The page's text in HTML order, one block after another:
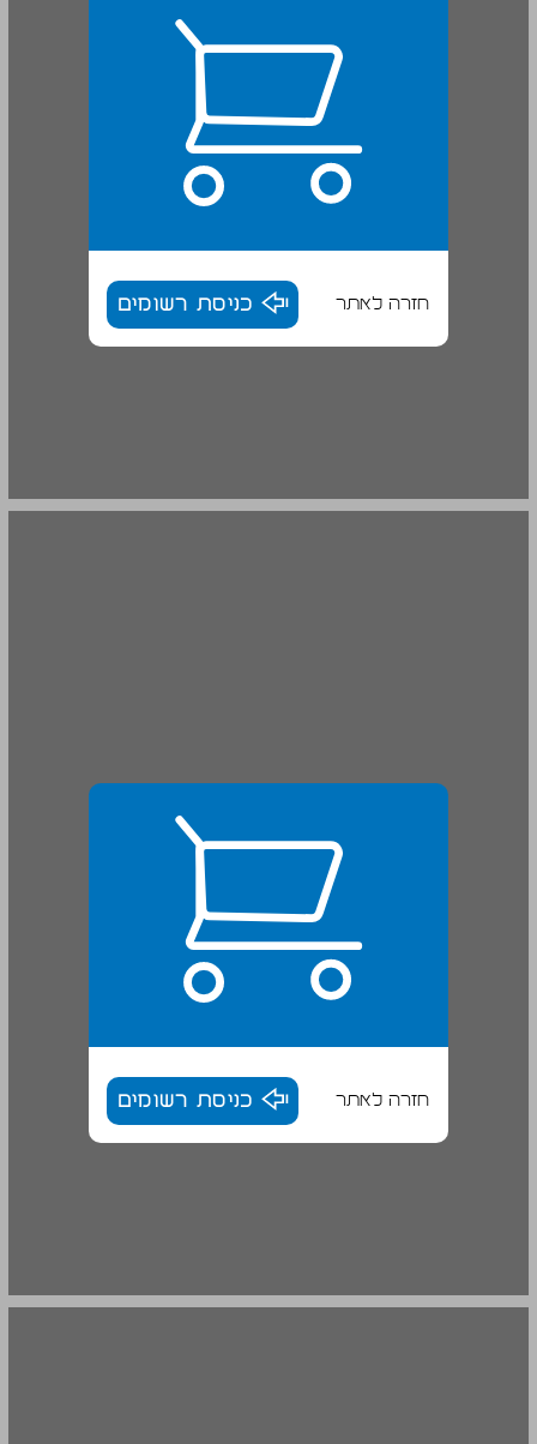
חזרה לאתר כניסת רשומים
חזרה לאתר כניסת רשומים